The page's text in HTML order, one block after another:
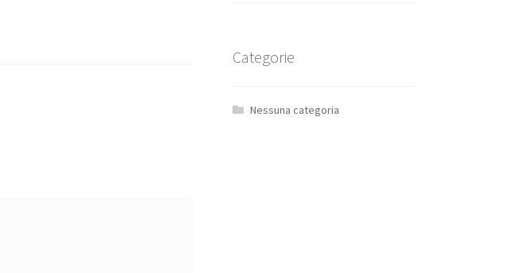
Categorie
Nessuna categoria